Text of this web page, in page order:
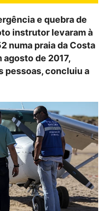
e quebra de
instrutor levaram à
numa praia da Costa
agosto de 2017,
pessoas, concluiu a